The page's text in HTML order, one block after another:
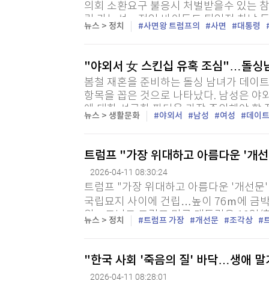
의회 소환요구 불응시 처벌받을수 있는
란 가능성…전임 바이든도 퇴임전 차남
준형 특파원 = 도널드 트럼프 미국 대통
뉴스 > 정치 사면왕 트럼프의 사면 대통령
"야외서 女 스킨십 유혹 조심"…돌싱
봄철 재혼을 준비하는 돌싱 남녀가 데이
항목을 꼽은 것으로 나타났다. 남성은 야
에 대한 성급한 판단을 가장 주의해야 할
근 진행한 '봄철 재혼 데이트 시 주의할
뉴스 > 생활문화 야외서 남성 여성 데이트
트럼프 "가장 위대하고 아름다운 '개
2026-04-11 08:30:24
트럼프 "가장 위대하고 아름다운 '개선
국립묘지 사이에 건립…높이 76ｍ에 금
원 = 도널드 트럼프 미국 대통령은 10일
턴DC에 건립을 추진중인 '개선문
뉴스 > 정치 트럼프 가장 개선문 조각상
"한국 사회 '죽음의 질' 바닥…생애 말
2026-04-11 08:28:01